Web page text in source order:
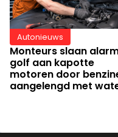
Autonieuws
Monteurs slaan
golf aan kapotte
motoren door
aangelengd met